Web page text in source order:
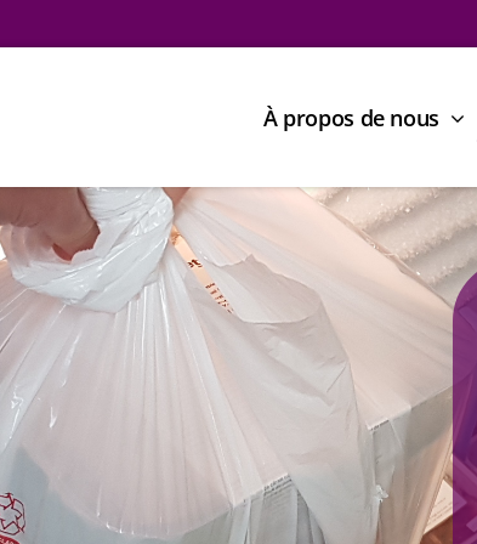
À propos de nous